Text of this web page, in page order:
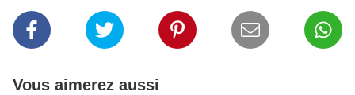
Vous aimerez aussi